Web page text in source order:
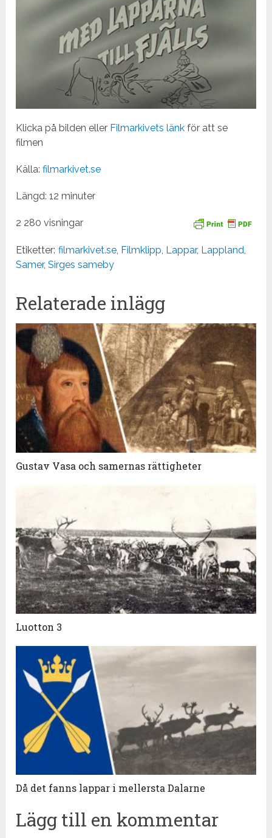
Klicka på bilden eller Filmarkivets länk för att se
filmen
Källa:filmarkivet.se
Längd: 12 minuter
2 280 visningar
Etiketter: filmarkivet.se, Filmklipp, Lappar, Lappland,
Samer,Sirges sameby
Relaterade inlägg
Gustav Vasa och samernas rättigheter
Luotton 3
Då det fanns lappar i mellersta Dalarne
Lägg till en kommentar